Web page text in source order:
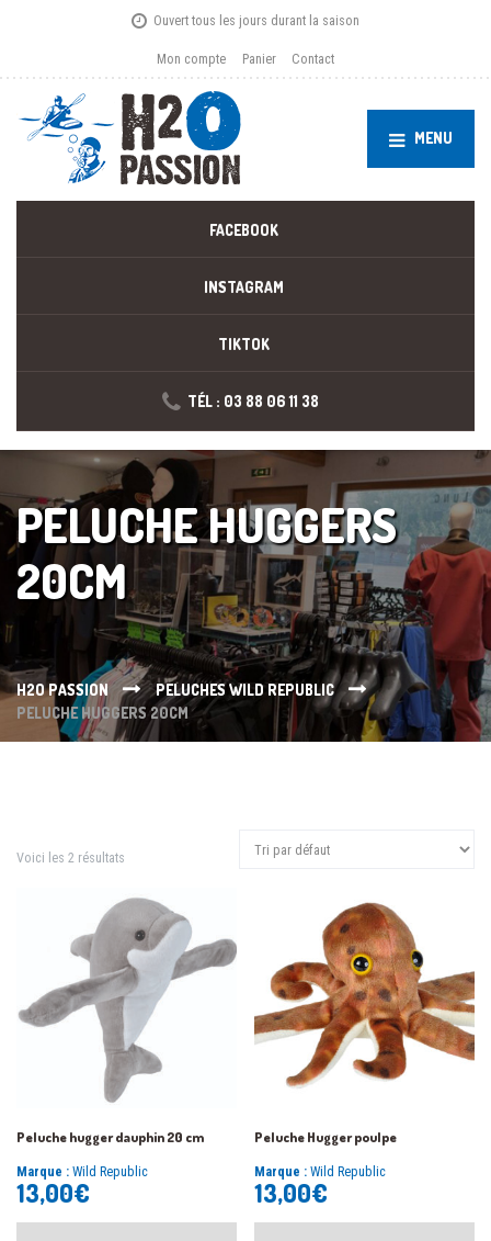
Ouvert tous les jours durant la saison
Mon compte Panier Contact
MENU
FACEBOOK
INSTAGRAM
TIKTOK
TÉL : 03 88 06 11 38
PELUCHE HUGGERS
20CM
H2O PASSION
PELUCHES WILD REPUBLIC
PELUCHE HUGGERS 20CM
Voici les 2 résultats
Peluche hugger dauphin 20 cm
Marque : Wild Republic
13,00€
Peluche Hugger poulpe
Marque : Wild Republic
13,00€